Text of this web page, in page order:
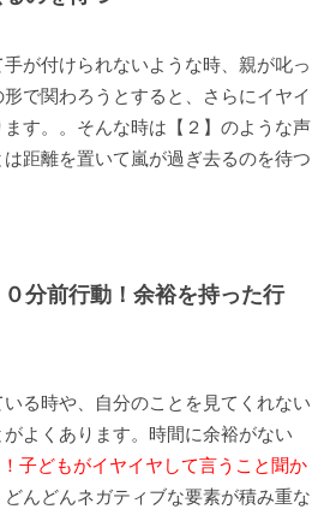
が付けられないような時、親が叱っ
で関わろうとすると、さらにイヤイ
す。。そんな時は【２】のような声
距離を置いて嵐が過ぎ去るのを待つ
０分前行動！余裕を持った行
る時や、自分のことを見てくれない
よくあります。時間に余裕がない
！子どもがイヤイヤして言うこと聞か
どんどんネガティブな要素が積み重な